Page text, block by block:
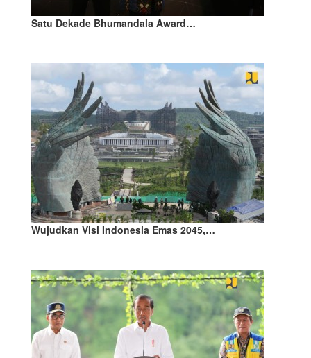
Satu Dekade Bhumandala Award…
Wujudkan Visi Indonesia Emas 2045,…